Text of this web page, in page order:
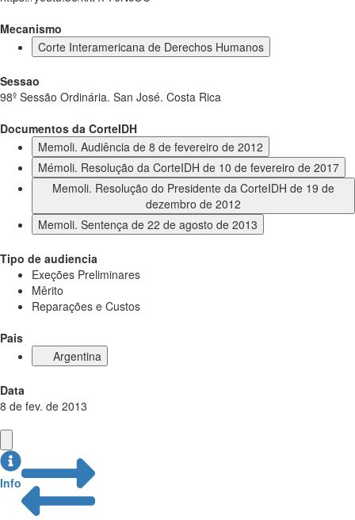
Mecanismo
Corte Interamericana de Derechos Humanos
Sessao
98º Sessão Ordinária. San José. Costa Rica
Documentos da CorteIDH
Memoli. Audiência de 8 de fevereiro de 2012
Mémoli. Resolução da CorteIDH de 10 de fevereiro de 2017
Memoli. Resolução do Presidente da CorteIDH de 19 de
dezembro de 2012
Memoli. Sentença de 22 de agosto de 2013
Tipo de audiencia
Exeções Preliminares
Mêrito
Reparações e Custos
Pais
Argentina
Data
8 de fev. de 2013
Info